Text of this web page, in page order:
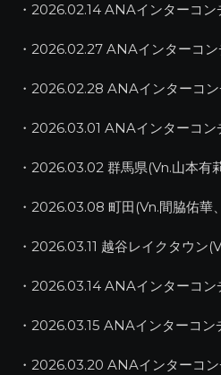
・2026.02.14 ANAインターコ
・2026.02.27 ANAインターコ
・2026.02.28 ANAインターコ
・2026.03.01 ANAインターコ
・2026.03.02 群馬県(Vn.山本有
・2026.03.08 町田(Vn.間脇佑華
・2026.03.11 越谷レイクタウン
・2026.03.14 ANAインターコ
・2026.03.15 ANAインターコン
・2026.03.20 ANAインターコ